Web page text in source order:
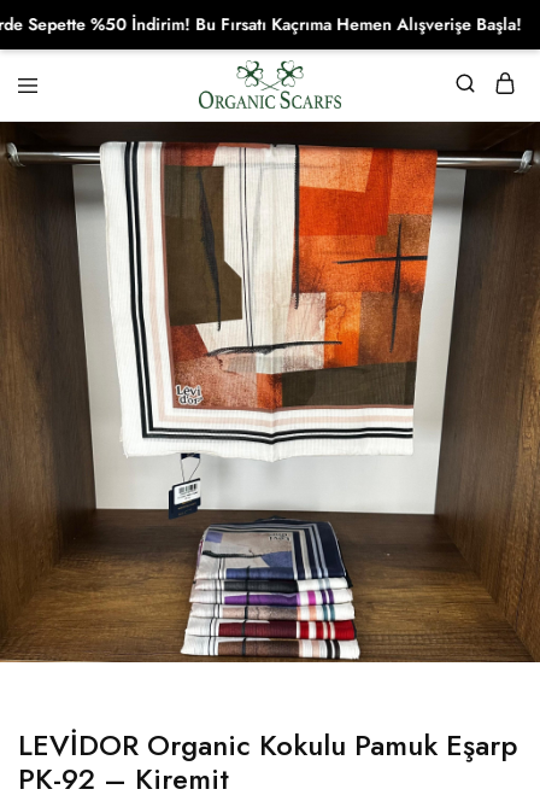
Organikscarf
LEVİDOR Organic Kokulu Pamuk Eşarp
PK-92 – Kiremit
%50 İndirim! Bu Fırsatı Kaçrıma Hemen Alışverişe Başla!